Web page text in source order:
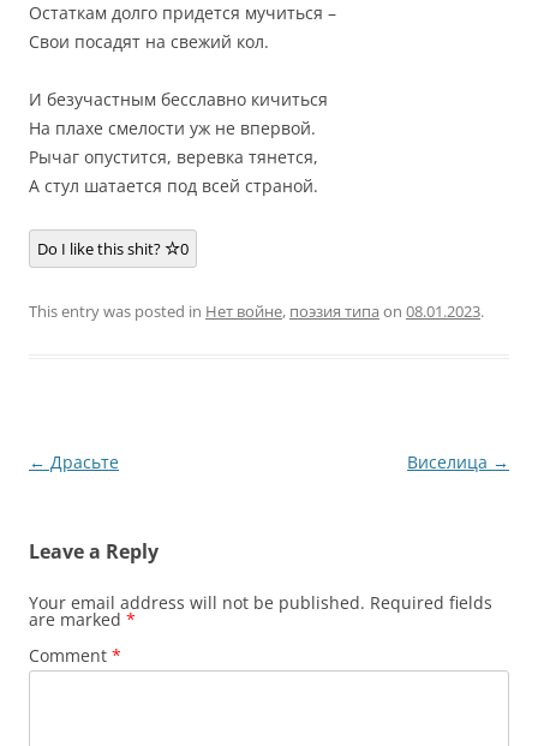
Остаткам долго придется мучиться –
Свои посадят на свежий кол.
И безучастным бесславно кичиться
На плахе смелости уж не впервой.
Рычаг опустится, веревка тянется,
А стул шатается под всей страной.
Do I like this shit? 0
This entry was posted in Нет войне, поэзия типа on 08.01.2023.
Post
← Драсьте Виселица →
Leave a Reply
Your email address will not be published. Required fields
are marked *
Comment *